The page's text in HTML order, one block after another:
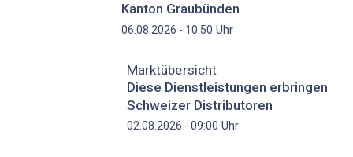
Kanton Graubünden
06.08.2026 - 10:50 Uhr
Marktübersicht
Diese Dienstleistungen erbringen
Schweizer Distributoren
02.08.2026 - 09:00 Uhr